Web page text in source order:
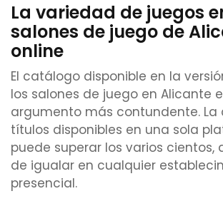
La variedad de juegos
salones de juego de
online
El catálogo disponible en la
los salones de juego en Alicante
argumento más contundente.
títulos disponibles en una sola
puede superar los varios cientos,
de igualar en cualquier
presencial.